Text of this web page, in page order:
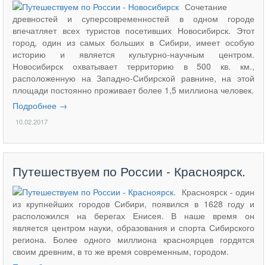
Сочетание
древностей и суперсовременностей в одном городе
впечатляет всех туристов посетивших Новосибирск. Этот
город, один из самых больших в Сибири, имеет особую
историю и является культурно-научным центром.
Новосибирск охватывает территорию в 500 кв. км.,
расположенную на Западно-Сибирской равнине, на этой
площади постоянно проживает более 1,5 миллиона человек.
Подробнее →
10.02.2017
Путешествуем по России - Красноярск.
Красноярск - один
из крупнейших городов Сибири, появился в 1628 году и
расположился на берегах Енисея. В наше время он
является центром науки, образования и спорта Сибирского
региона. Более одного миллиона красноярцев гордятся
своим древним, в то же время современным, городом.